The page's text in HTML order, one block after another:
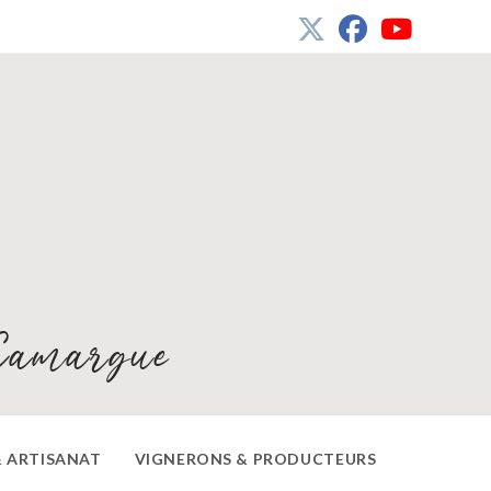
ARTISANAT VIGNERONS & PRODUCTEURS